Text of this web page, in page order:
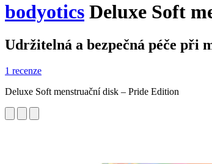
bodyotics Deluxe Soft
Udržitelná a bezpečná péče při
1 recenze
Deluxe Soft menstruační disk – Pride Edition